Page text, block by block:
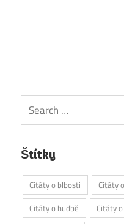
Štítky
Citáty o blbosti Citáty
Citáty o hudbě
Citáty